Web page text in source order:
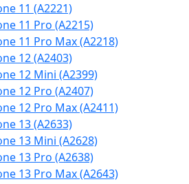
11 (A2221)
11 Pro (A2215)
11 Pro Max (A2218)
12 (A2403)
12 Mini (A2399)
12 Pro (A2407)
12 Pro Max (A2411)
13 (A2633)
13 Mini (A2628)
13 Pro (A2638)
13 Pro Max (A2643)